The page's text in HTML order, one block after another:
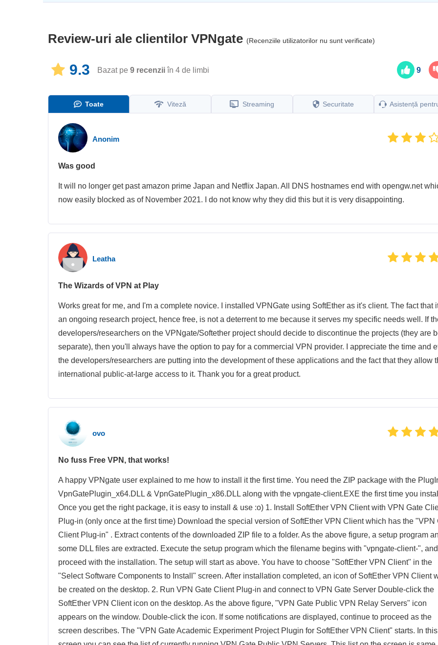
Review-uri ale clientilor VPNgate (Recenziile utilizatorilor nu sunt verificate)
9.3 Bazat pe 9 recenzii în 4 de limbi​ 9
Toate Viteză Streaming Securitate Asistență
Anonim
Was good
It will no longer get past amazon prime Japan and Netflix Japan. All DNS hostnames end with opengw.net
now easily blocked as of November 2021. I do not know why they did this but it is very disappointing.
Leatha
The Wizards of VPN at Play
Works great for me, and I'm a complete novice. I installed VPNGate using SoftEther as it's client. The fact that
an ongoing research project, hence free, is not a deterrent to me because it serves my specific needs well. If
developers/researchers on the VPNgate/Softether project should decide to discontinue the projects (they are
separate), then you'll always have the option to pay for a commercial VPN provider. I appreciate the time and
the developers/researchers are putting into the development of these applications and the fact that they allow
international public-at-large access to it. Thank you for a great product.
ovo
No fuss Free VPN, that works!
A happy VPNgate user explained to me how to install it the first time. You need the ZIP package with the
VpnGatePlugin_x64.DLL & VpnGatePlugin_x86.DLL along with the vpngate-client.EXE the first time you
Once you get the right package, it is easy to install & use :o) 1. Install SoftEther VPN Client with VPN Gate
Plug-in (only once at the first time) Download the special version of SoftEther VPN Client which has the "VPN
Client Plug-in" . Extract contents of the downloaded ZIP file to a folder. As the above figure, a setup program
some DLL files are extracted. Execute the setup program which the filename begins with "vpngate-client-", and
proceed with the installation. The setup will start as above. You have to choose "SoftEther VPN Client" in the
"Select Software Components to Install" screen. After installation completed, an icon of SoftEther VPN Client
be created on the desktop. 2. Run VPN Gate Client Plug-in and connect to VPN Gate Server Double-click the
SoftEther VPN Client icon on the desktop. As the above figure, "VPN Gate Public VPN Relay Servers" icon
appears on the window. Double-click the icon. If some notifications are displayed, continue to proceed as the
screen describes. The "VPN Gate Academic Experiment Project Plugin for SoftEther VPN Client" starts. In this